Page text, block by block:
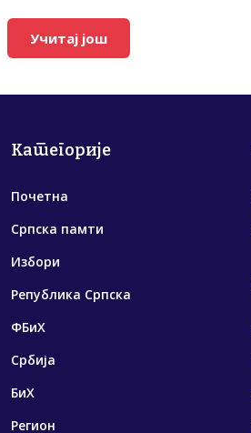
Учитај још
Категорије
Почетна
Српска памти
Избори
Република Српска
ФБиХ
Србија
БиХ
Регион